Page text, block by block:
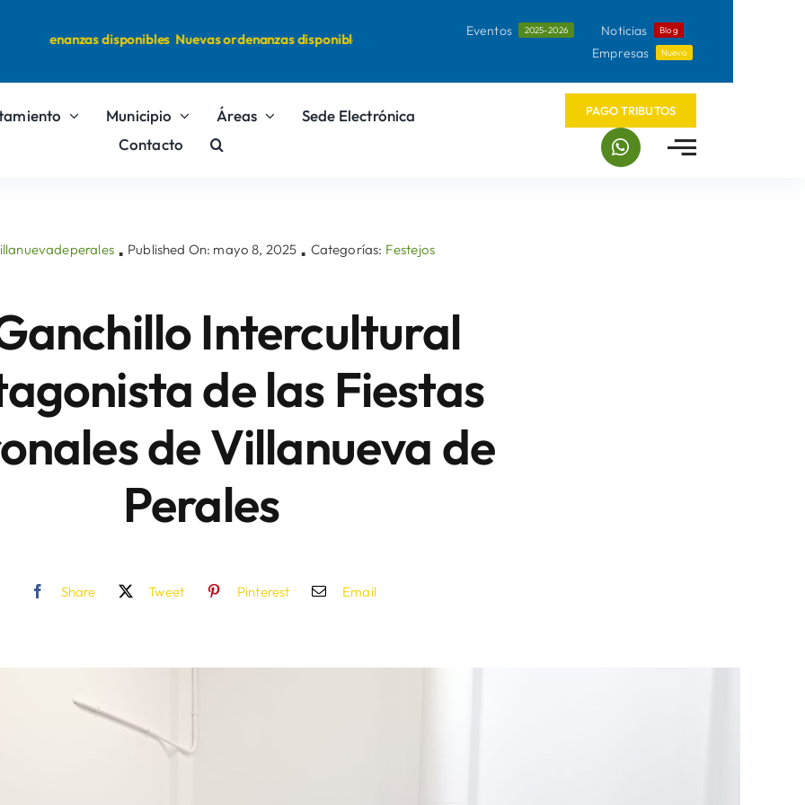
ordenanzas disponibles Nuevas ordenanzas disponibles Eventos 2025-2026 Noticias Blog
Empresas Nuevo
Municipio Áreas
Sede Electrónica
Contacto
PAGO TRIBUTOS
▪ Published On: mayo 8, 2025 ▪ Categorías: Festejos
Intercultural
de las Fiestas
de Villanueva de
Perales
Share Tweet Pinterest Email